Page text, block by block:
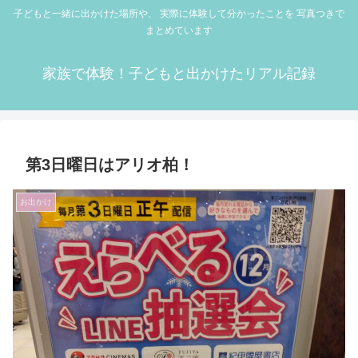
子どもと一緒に出かけた場所や、 実際に体験して分かったことを 写真つきで
まとめています
家族で体験！子どもと出かけたリアル記録
第3日曜日はアリオ柏！
お出かけ